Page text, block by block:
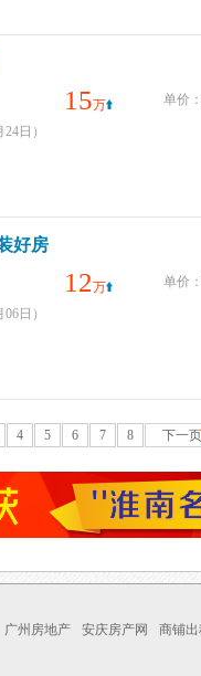
15万 单价：
日）
好房
12万 单价：
日）
4 5 6 7 8 下一页
广州房地产 安庆房产网 商铺出